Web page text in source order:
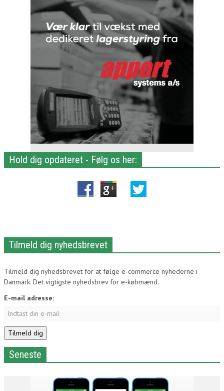
Hold dig opdateret - Følg os her:
Tilmeld dig nyhedsbrevet
Tilmeld dig nyhedsbrevet for at følge e-commerce nyhederne i
Danmark. Det vigtigste nyhedsbrev for e-købmænd.
E-mail adresse:
Seneste